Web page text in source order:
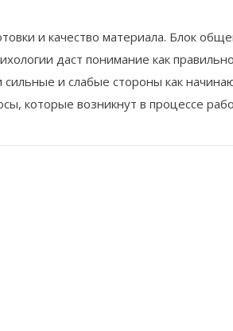
и качество материала. Блок
даст понимание как правильно
сильные и слабые стороны как
которые возникнут в процессе